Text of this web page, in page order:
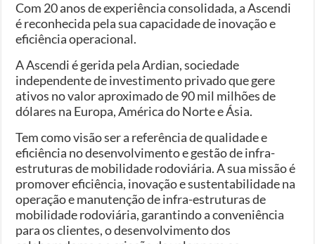
Com 20 anos de experiência consolidada, a Ascendi
é reconhecida pela sua capacidade de inovação e
eficiência operacional.
A Ascendi é gerida pela Ardian, sociedade
independente de investimento privado que gere
ativos no valor aproximado de 90 mil milhões de
dólares na Europa, América do Norte e Ásia.
Tem como visão ser a referência de qualidade e
eficiência no desenvolvimento e gestão de infra-
estruturas de mobilidade rodoviária. A sua missão é
promover eficiência, inovação e sustentabilidade na
operação e manutenção de infra-estruturas de
mobilidade rodoviária, garantindo a conveniência
para os clientes, o desenvolvimento dos